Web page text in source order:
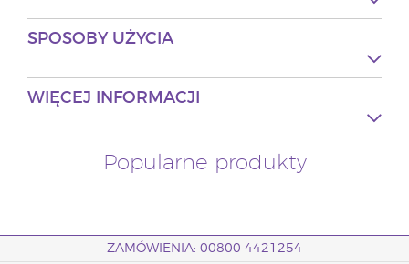
SPOSOBY UŻYCIA
WIĘCEJ INFORMACJI
Popularne produkty
ZAMÓWIENIA: 00800 4421254